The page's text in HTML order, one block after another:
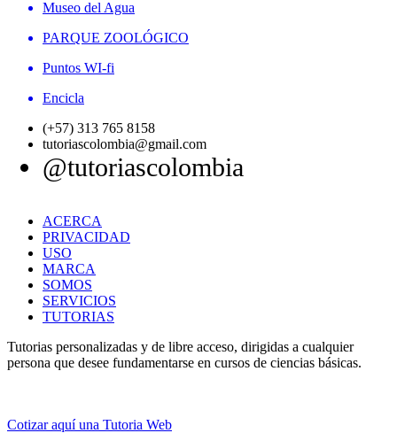
Museo del Agua
PARQUE ZOOLÓGICO
Puntos WI-fi
Encicla
(+57) 313 765 8158
tutoriascolombia@gmail.com
@tutoriascolombia
ACERCA
PRIVACIDAD
USO
MARCA
SOMOS
SERVICIOS
TUTORIAS
Tutorias personalizadas y de libre acceso, dirigidas a cualquier
persona que desee fundamentarse en cursos de ciencias básicas.
Cotizar aquí una Tutoria Web